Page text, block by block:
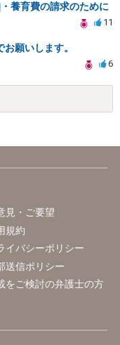
養育費の請求のために
11
願いします。
6
見・ご要望
規約
イバシーポリシー
送信ポリシー
をご検討の弁護士の方